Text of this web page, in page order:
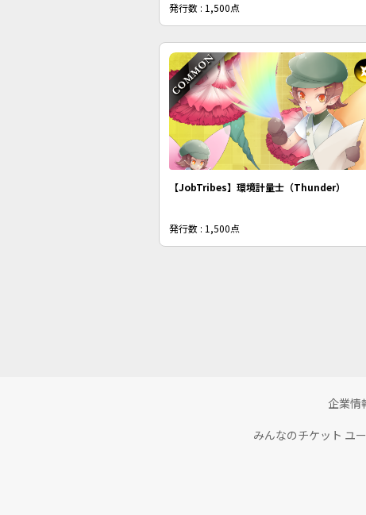
発行数 : 1,500点
【JobTribes】環境計量士（Thunder）
発行数 : 1,500点
企業情
みんなのチケット ユ